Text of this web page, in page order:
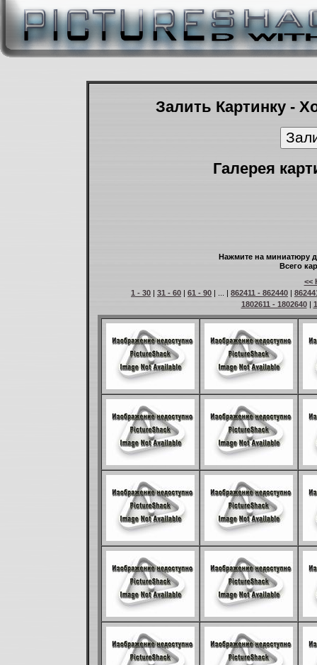
Залить Картинку -
Галерея
Нажмите на миниатюру
Всего
<<
1 - 30 | 31 - 60 | 61 - 90 | ... | 862411 - 862440 |
1802611 - 1802640|